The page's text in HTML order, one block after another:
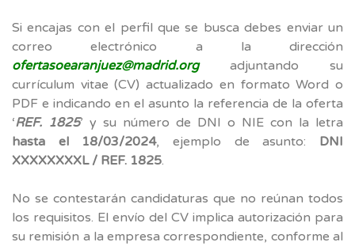
Si encajas con el perfil que se busca debes enviar un
correo electrónico a la dirección
ofertasoearanjuez@madrid.orgadjuntando su
currículum vitae (CV) actualizado en formato Word o
PDF e indicando en el asunto la referencia de la oferta
‘REF. 1825’ y su número de DNI o NIE con la letra
hasta el 18/03/2024, ejemplo de asunto: DNI
XXXXXXXXL / REF. 1825.
No se contestarán candidaturas que no reúnan todos
los requisitos. El envío del CV implica autorización para
su remisión a la empresa correspondiente, conforme al